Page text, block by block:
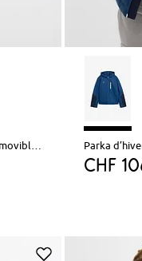
Parka d’hiver 3en1 avec gilet intérieur amovible en polaire Parka
CHF